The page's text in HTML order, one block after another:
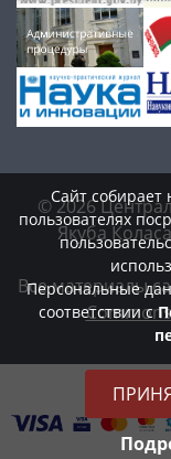
© 2026
Якуба
Все материалы
Сайт
пользователях
Персональные
соответствии с